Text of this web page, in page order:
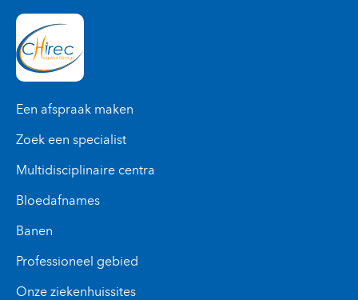
Een afspraak maken
Zoek een specialist
Multidisciplinaire centra
Bloedafnames
Banen
Professioneel gebied
Onze ziekenhuissites